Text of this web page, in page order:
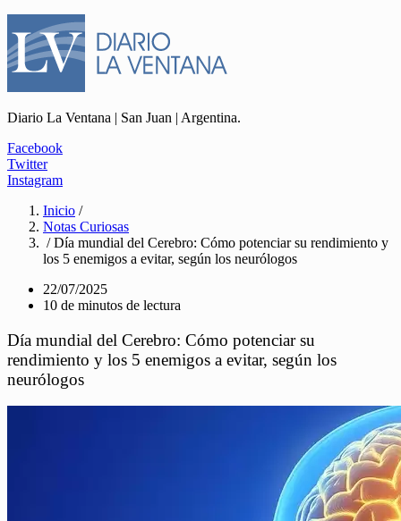
Diario La Ventana | San Juan | Argentina.
Facebook
Twitter
Instagram
Inicio /
Notas Curiosas
/ Día mundial del Cerebro: Cómo potenciar su rendimiento y
los 5 enemigos a evitar, según los neurólogos
22/07/2025
10 de minutos de lectura
Día mundial del Cerebro: Cómo potenciar su
rendimiento y los 5 enemigos a evitar, según los
neurólogos